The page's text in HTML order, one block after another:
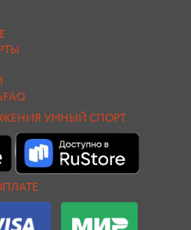
УМНЫЙ СПОРТ